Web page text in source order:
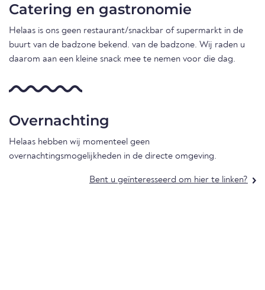
Catering en gastronomie
Helaas is ons geen restaurant/snackbar of supermarkt in de
buurt van de badzone bekend. van de badzone. Wij raden u
daarom aan een kleine snack mee te nemen voor die dag.
Overnachting
Helaas hebben wij momenteel geen
overnachtingsmogelijkheden in de directe omgeving.
Bent u geïnteresseerd om hier te linken?